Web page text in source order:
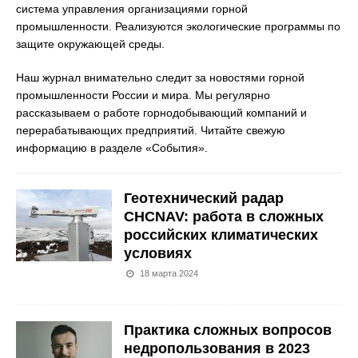
система управления организациями горной
промышленности. Реализуются экологические программы по
защите окружающей среды.
Наш журнал внимательно следит за новостями горной
промышленности России и мира. Мы регулярно
рассказываем о работе горнодобывающий компаний и
перерабатывающих предприятий. Читайте свежую
информацию в разделе «События».
Геотехнический радар
CHCNAV: работа в сложных
российских климатических
условиях
18 марта 2024
Практика сложных вопросов
недропользования в 2023